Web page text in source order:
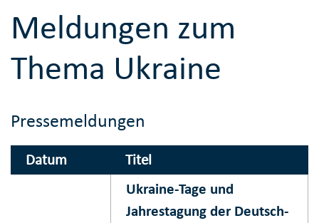
Meldungen zum
Thema Ukraine
Pressemeldungen
Datum Titel
Ukraine-Tage und
Jahrestagung der Deutsch-